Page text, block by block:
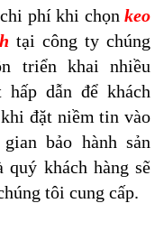
phí khi chọn keo
tại công ty chúng
triển khai nhiều
dẫn để khách
đặt niềm tin vào
bảo hành sản
khách hàng sẽ
tôi cung cấp.